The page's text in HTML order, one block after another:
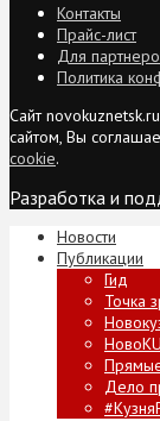
Контакты
Прайс-лист
Для
Политика
Сайт
сайтом, Вы
cookie.
Разработка и
Новости
Публикации
Гид
Точка
Дело